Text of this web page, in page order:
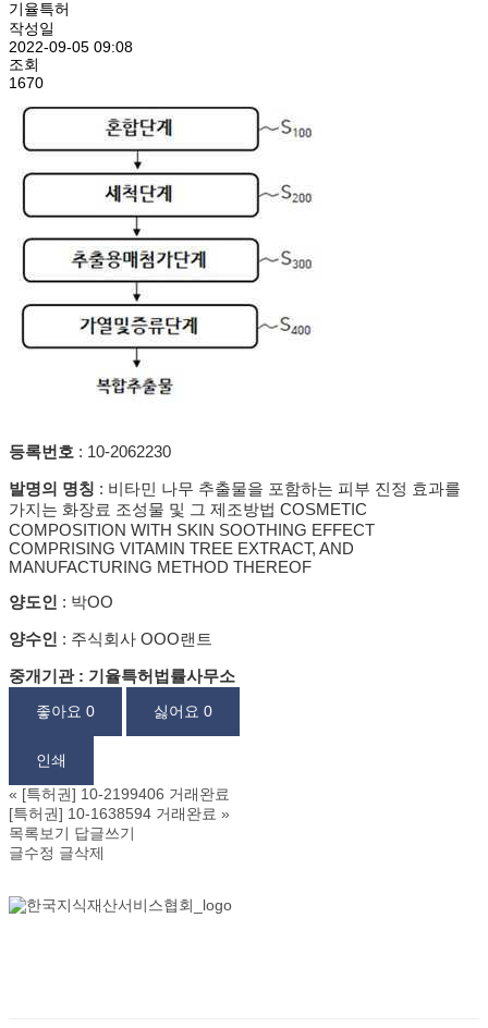
기율특허
작성일
2022-09-05 09:08
조회
1670
등록번호 : 10-2062230
발명의 명칭 : 비타민 나무 추출물을 포함하는 피부 진정 효과를
가지는 화장료 조성물 및 그 제조방법 COSMETIC
COMPOSITION WITH SKIN SOOTHING EFFECT
COMPRISING VITAMIN TREE EXTRACT, AND
MANUFACTURING METHOD THEREOF
양도인 : 박OO
양수인 : 주식회사 OOO랜트
중개기관 : 기율특허법률사무소
좋아요 0 싫어요 0
인쇄
« [특허권] 10-2199406 거래완료
[특허권] 10-1638594 거래완료 »
목록보기
답글쓰기
글수정 글삭제